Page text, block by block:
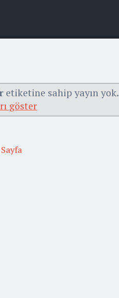
etiketine sahip yayın yok.
göster